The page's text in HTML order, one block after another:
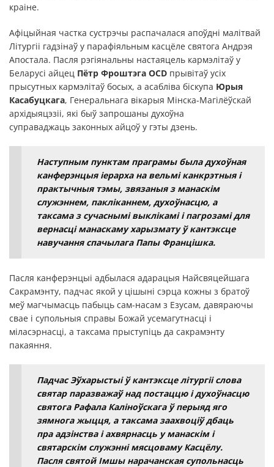
краіне.
Афіцыйная частка сустрэчы распачалася апоўдні малітвай
Літургіі гадзінаў у парафіяльным касцёле святога Андрэя
Апостала. Пасля рэгіянальны настаяцель кармэлітаў у
Беларусі айцец Пётр Фроштэга OCD прывітаў усіх
прысутных кармэлітаў босых, а асабліва біскупа Юрыя
Касабуцкага, Генеральнага вікарыя Мінска-Магілёўскай
архідыяцэзіі, які быў запрошаны духоўна
суправаджаць законных айцоў у гэты дзень.
Наступным пунктам праграмы была духоўная
канферэнцыя іерарха на вельмі канкрэтныя і
практычныя тэмы, звязаныя з манаскім
служэннем, пакліканнем, духоўнасцю, а
таксама з сучаснымі выклікамі і пагрозамі для
вернасці манаскаму харызмату ў кантэксце
навучання спачылага Папы Францішка.
Пасля канферэнцыі адбылася адарацыя Найсвяцейшага
Сакрамэнту, падчас якой у цішыні сэрца кожны з братоў
меў магчымасць пабыць сам-насам з Езусам, давяраючы
свае і супольныя справы Божай усемагутнасці і
міласэрнасці, а таксама прыступіць да сакрамэнту
пакаяння.
Падчас Эўхарыстыі ў кантэксце літургіі слова
святар паразважаў над постаццю і духоўнасцю
святога Рафала Каліноўскага ў перыяд яго
зямнога жыцця, а таксама заахвоціў дбаць
пра адзінства і ахвярнасць у манаскім і
святарскім служэнні мясцоваму Касцёлу.
Пасля святой Імшы нарачанская супольнасць